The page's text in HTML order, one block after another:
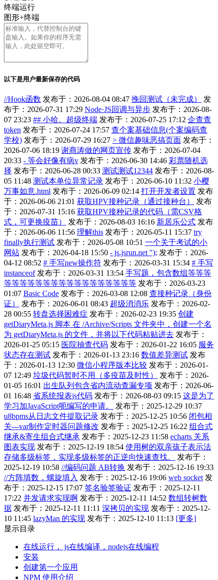
终端运行
图形+终端
以下是用户最新保存的代码
//Hook函数 发布于：2026-08-04 08:47 挽回测试（未完成）
发
布于：2026-07-31 17:29 Node·JS回调与异步 发布于：2026-08-
07 23:23 ## 小哈。超级终端 发布于：2026-07-25 17:12 企查查
token 发布于：2026-07-24 17:57 查个案基础信息(个案编码查
学校) 发布于：2026-07-29 16:27 > 微信趣味恶搞页面 发布于：
2026-07-06 18:19 谢商涛做的网页宣传 发布于：2026-07-04
20:33 - 等会好像有病v 发布于：2026-06-30 14:46 彩票随机选
择 发布于：2026-06-28 00:33 测试测试12344 发布于：2026-08-
05 11:48 测试本单位异常记录 发布于：2026-06-10 11:32 小樱
万事如意.html 发布于：2026-06-09 02:14 打开开发者设置 发布
于：2026-06-06 21:01 获取HPV接种记录（通过接种台）
发布
于：2026-07-31 15:16 获取HPV接种记录的代码（需CSV格
式，可更换疫苗）
发布于：2026-08-03 16:16 新居乐公式 发布
于：2026-06-06 11:56 理解this 发布于：2026-05-11 15:37 try
finally执行测试 发布于：2026-05-08 10:51 一个关于考试的小
网站 发布于：2026-04-18 15:50 - js.jsrun.net "); 发布于：2026-
04-12 08:52 # 手写new操作符 发布于：2026-03-31 15:34 # 手写
instanceof 发布于：2026-03-31 13:54 手写题，包含数组等等等
等等等等等等等等等等等等等等等等等 发布于：2026-03-23
01:07 Basic Code 发布于：2026-03-08 12:08 查接种记录（身份
证）
发布于：2026-06-01 08:43 超级消消乐 发布于：2026-02-
28 00:55 转盘选择困难症 发布于：2026-02-23 19:35 创建
getDiaryMeta.js 脚本 在 /Archive/Scripts 文件夹中，创建一个名
为 getDiaryMeta.js 的文件，并将以下代码粘贴进去 发布于：
2026-01-25 05:15 医院抽查代码 发布于：2026-01-22 16:05 服务
状态存在测试 发布于：2026-01-13 23:16 数值差异测试 发布
于：2026-01-13 12:30 微信小程序版本比较 发布于：2026-01-
07 12:49 垃圾代码暂时不用（多疫苗及时性）
发布于：2026-
01-05 16:01 出生队列包含省内流动查漏专项 发布于：2026-06-
01 16:48 省系统报表js代码 发布于：2026-08-03 09:15 这是为了
学习加JavaScript呃编写的申请。
发布于：2025-12-29 10:37
u8bpms从日志文件提取记录 发布于：2025-12-25 10:56 闭包相
关---var制作定时器问题修改 发布于：2025-12-25 16:22 组合式
继承&寄生组合式继承 发布于：2025-12-23 11:58 echarts 关系
图表实现 发布于：2025-12-19 18:54 使用树的双亲孩子表示法
存储多级标签，实现多级标签的正逆向快速查找。
发布于：
2025-12-19 10:58 //编码问题 AB转换 发布于：2025-12-16 19:33
//方阵填数，螺旋填入 发布于：2025-12-16 19:06 web socket 发
布于：2025-12-15 17:07 签名验签验证 发布于：2025-12-11
17:22 并发请求实现啊 发布于：2025-12-11 14:52 数组转树数
据 发布于：2025-12-11 11:11 深拷贝的实现 发布于：2025-12-
10 11:45 lazyMan 的实现 发布于：2025-12-10 11:13 [更多]
显示目录
在线运行， js在线编译，nodejs在线编程
安装
创建第一个应用
NPM 使用介绍